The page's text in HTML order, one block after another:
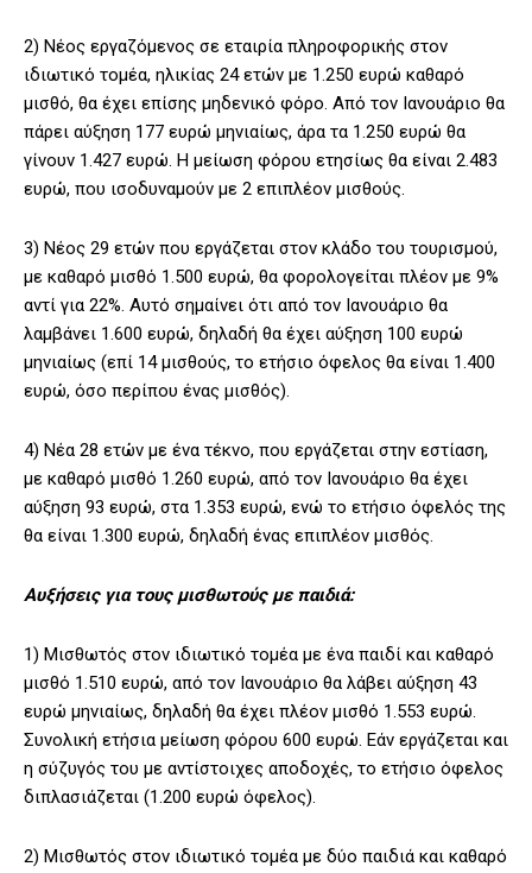
2) Νέος εργαζόμενος σε εταιρία πληροφορικής στον
ιδιωτικό τομέα, ηλικίας 24 ετών με 1.250 ευρώ καθαρό
μισθό, θα έχει επίσης μηδενικό φόρο. Από τον Ιανουάριο θα
πάρει αύξηση 177 ευρώ μηνιαίως, άρα τα 1.250 ευρώ θα
γίνουν 1.427 ευρώ. Η μείωση φόρου ετησίως θα είναι 2.483
ευρώ, που ισοδυναμούν με 2 επιπλέον μισθούς.
3) Νέος 29 ετών που εργάζεται στον κλάδο του τουρισμού,
με καθαρό μισθό 1.500 ευρώ, θα φορολογείται πλέον με 9%
αντί για 22%. Αυτό σημαίνει ότι από τον Ιανουάριο θα
λαμβάνει 1.600 ευρώ, δηλαδή θα έχει αύξηση 100 ευρώ
μηνιαίως (επί 14 μισθούς, το ετήσιο όφελος θα είναι 1.400
ευρώ, όσο περίπου ένας μισθός).
4) Νέα 28 ετών με ένα τέκνο, που εργάζεται στην εστίαση,
με καθαρό μισθό 1.260 ευρώ, από τον Ιανουάριο θα έχει
αύξηση 93 ευρώ, στα 1.353 ευρώ, ενώ το ετήσιο όφελός της
θα είναι 1.300 ευρώ, δηλαδή ένας επιπλέον μισθός.
Αυξήσεις για τους μισθωτούς με παιδιά:
1) Μισθωτός στον ιδιωτικό τομέα με ένα παιδί και καθαρό
μισθό 1.510 ευρώ, από τον Ιανουάριο θα λάβει αύξηση 43
ευρώ μηνιαίως, δηλαδή θα έχει πλέον μισθό 1.553 ευρώ.
Συνολική ετήσια μείωση φόρου 600 ευρώ. Εάν εργάζεται και
η σύζυγός του με αντίστοιχες αποδοχές, το ετήσιο όφελος
διπλασιάζεται (1.200 ευρώ όφελος).
2) Μισθωτός στον ιδιωτικό τομέα με δύο παιδιά και καθαρό